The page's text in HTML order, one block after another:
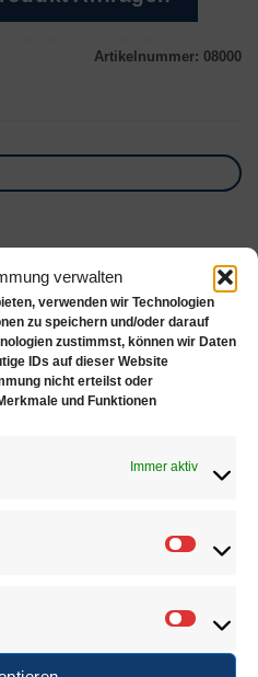
verwalten
verwenden wir Technologien
zu speichern und/oder darauf
zustimmst, können wir Daten
IDs auf dieser Website
nicht erteilst oder
und Funktionen
Immer aktiv
Artikelnummer: 08000